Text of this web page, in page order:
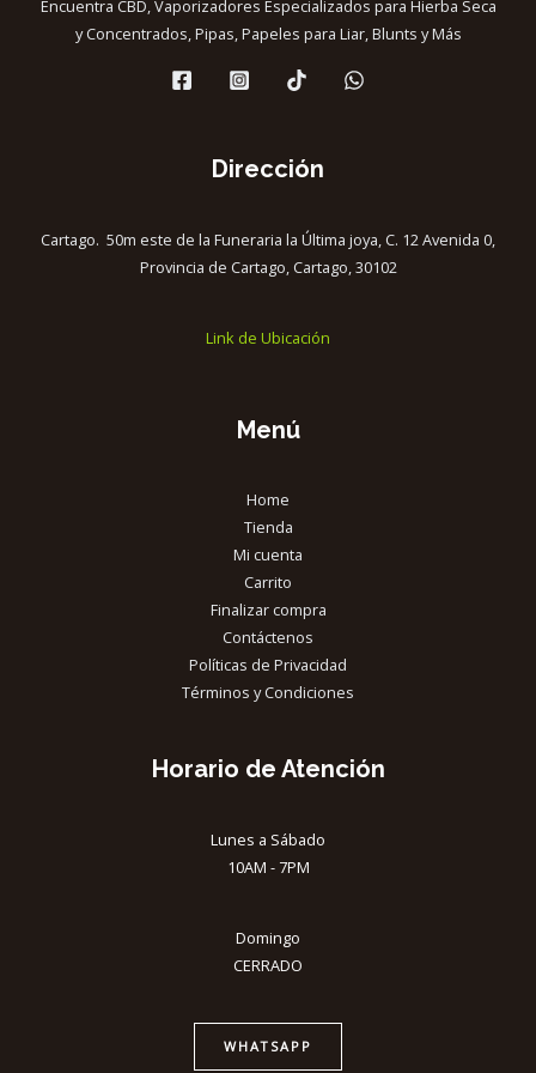
Encuentra CBD, Vaporizadores Especializados para Hierba Seca
y Concentrados, Pipas, Papeles para Liar, Blunts y Más
Dirección
Cartago. 50m este de la Funeraria la Última joya, C. 12 Avenida 0,
Provincia de Cartago, Cartago, 30102
Link de Ubicación
Menú
Home
Tienda
Mi cuenta
Carrito
Finalizar compra
Contáctenos
Políticas de Privacidad
Términos y Condiciones
Horario de Atención
Lunes a Sábado
10AM - 7PM
Domingo
CERRADO
WHATSAPP